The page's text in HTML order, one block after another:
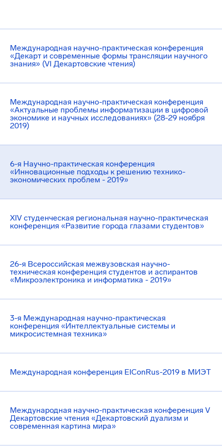
Международная научно-практическая конференция
«Декарт и современные формы трансляции научного
знания» (VI Декартовские чтения)
Международная научно-практическая конференция
«Актуальные проблемы информатизации в цифровой
экономике и научных исследованиях» (28-29 ноября
2019)
6-я Научно-практическая конференция
«Инновационные подходы к решению технико-
экономических проблем - 2019»
XIV студенческая региональная научно-практическая
конференция «Развитие города глазами студентов»
26-я Всероссийская межвузовская научно-
техническая конференция студентов и аспирантов
«Микроэлектроника и информатика - 2019»
3-я Международная научно-практическая
конференция «Интеллектуальные системы и
микросистемная техника»
Международная конференция EIConRus-2019 в МИЭТ
Международная научно-практическая конференция V
Декартовские чтения «Декартовский дуализм и
современная картина мира»